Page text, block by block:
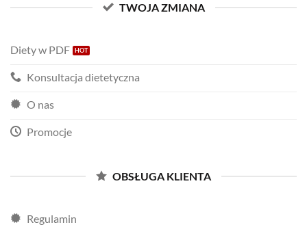
TWOJA ZMIANA
Diety w PDF
Konsultacja dietetyczna
O nas
Promocje
OBSŁUGA KLIENTA
Regulamin